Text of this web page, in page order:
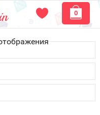
0
России.
Почтой России или
или пункте
ужена
удобным способом:
Сбербанк) и другими